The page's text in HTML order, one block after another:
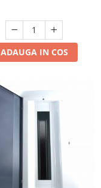
ADAUGA IN COS